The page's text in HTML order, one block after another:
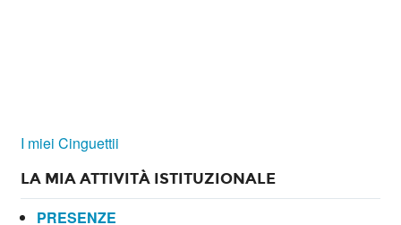
I miei Cinguettii
LA MIA ATTIVITÀ ISTITUZIONALE
PRESENZE